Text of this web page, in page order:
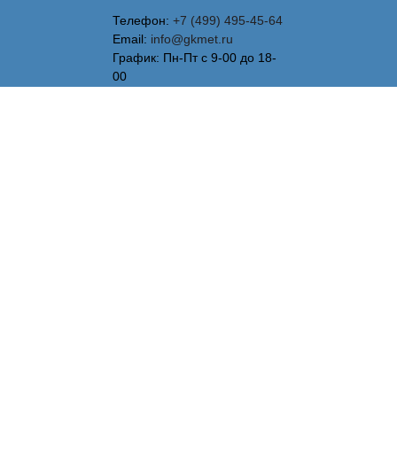
Телефон: +7 (499) 495-45-64
Email: info@gkmet.ru
График: Пн-Пт с 9-00 до 18-
00